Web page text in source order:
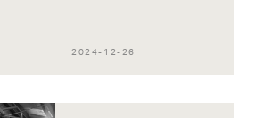
2024-12-26